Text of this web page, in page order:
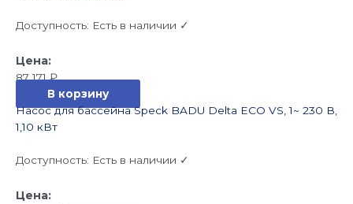
Доступность: Есть в наличии ✓
87 171₽
В корзину
Насос для бассейна Speck BADU Delta ECO VS, 1~ 230 В,
1,10 кВт
Доступность: Есть в наличии ✓